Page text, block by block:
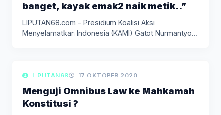
banget, kayak emak2 naik metik..”
LIPUTAN68.com – Presidium Koalisi Aksi
Menyelamatkan Indonesia (KAMI) Gatot Nurmantyo
LIPUTAN KOLOM
LIPUTAN68 17 OKTOBER 2020
Menguji Omnibus Law ke Mahkamah
Konstitusi ?